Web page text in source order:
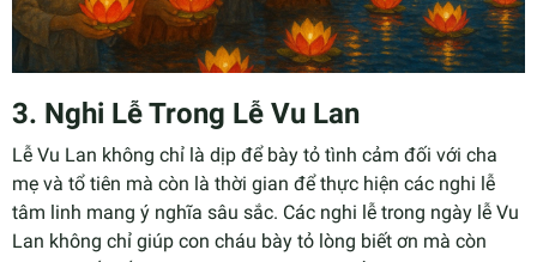
3. Nghi Lễ Trong Lễ Vu Lan
Lễ Vu Lan không chỉ là dịp để bày tỏ tình cảm đối với cha
mẹ và tổ tiên mà còn là thời gian để thực hiện các nghi lễ
tâm linh mang ý nghĩa sâu sắc. Các nghi lễ trong ngày lễ Vu
Lan không chỉ giúp con cháu bày tỏ lòng biết ơn mà còn